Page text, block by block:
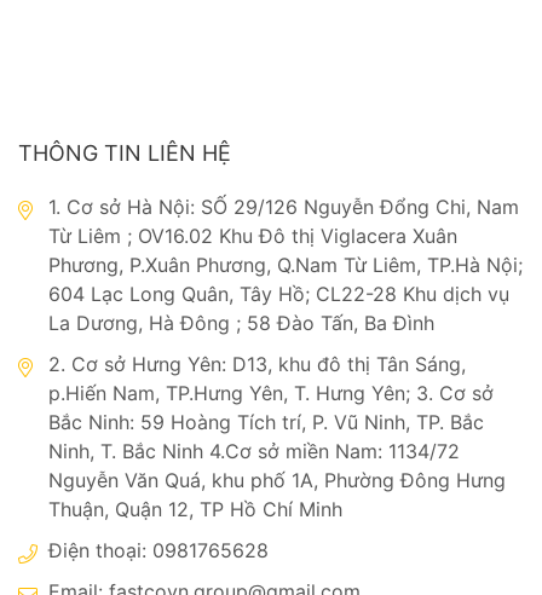
THÔNG TIN LIÊN HỆ
1. Cơ sở Hà Nội: SỐ 29/126 Nguyễn Đổng Chi, Nam
Từ Liêm ; OV16.02 Khu Đô thị Viglacera Xuân
Phương, P.Xuân Phương, Q.Nam Từ Liêm, TP.Hà Nội;
604 Lạc Long Quân, Tây Hồ; CL22-28 Khu dịch vụ
La Dương, Hà Đông ; 58 Đào Tấn, Ba Đình
2. Cơ sở Hưng Yên: D13, khu đô thị Tân Sáng,
p.Hiến Nam, TP.Hưng Yên, T. Hưng Yên; 3. Cơ sở
Bắc Ninh: 59 Hoàng Tích trí, P. Vũ Ninh, TP. Bắc
Ninh, T. Bắc Ninh 4.Cơ sở miền Nam: 1134/72
Nguyễn Văn Quá, khu phố 1A, Phường Đông Hưng
Thuận, Quận 12, TP Hồ Chí Minh
Điện thoại: 0981765628